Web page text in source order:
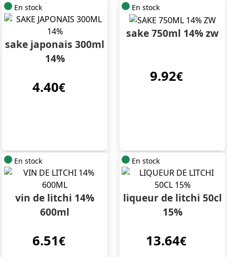
En stock
sake japonais 300ml
14%
4.40€
En stock
sake 750ml 14% zw
9.92€
En stock
vin de litchi 14%
600ml
6.51€
En stock
liqueur de litchi 50cl
15%
13.64€